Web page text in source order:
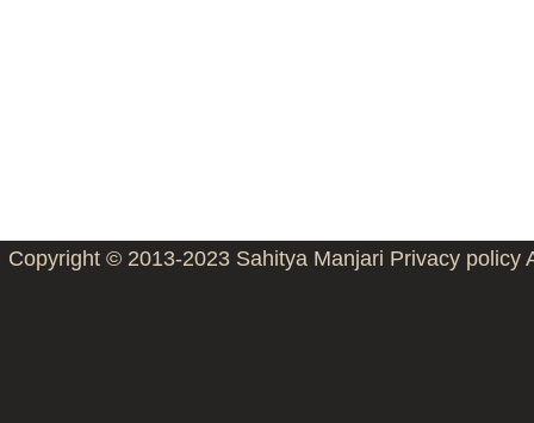
Copyright © 2013-2023 Sahitya Manjari Privacy policy